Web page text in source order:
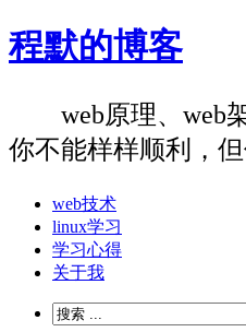
程默的博客
web原理、web
你不能样样顺利，
web技术
linux学习
学习心得
关于我